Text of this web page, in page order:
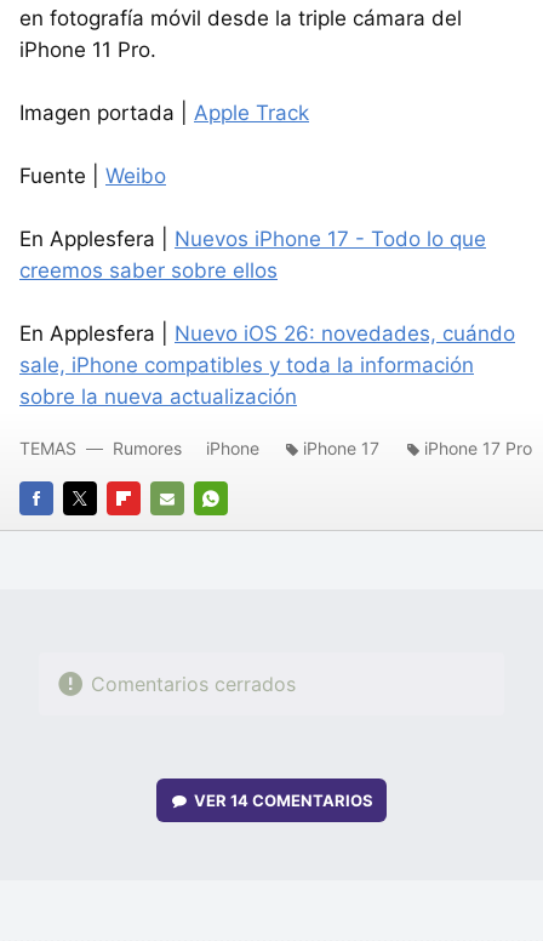
en fotografía móvil desde la triple cámara del
iPhone 11 Pro.
Imagen portada | Apple Track
Fuente | Weibo
En Applesfera | Nuevos iPhone 17 - Todo lo que
creemos saber sobre ellos
En Applesfera | Nuevo iOS 26: novedades, cuándo
sale, iPhone compatibles y toda la información
sobre la nueva actualización
FACEBOOK
TWITTERFLIPBOARD
E-
WHATSAPP
TEMAS Rumores iPhone iPhone 17 iPhone 17 Pro
Comentarios cerrados
VER 14 COMENTARIOS